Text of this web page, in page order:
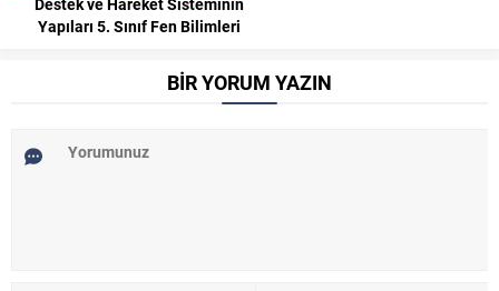
Yapıları 5. Sınıf Fen Bilimleri
BİR YORUM YAZIN